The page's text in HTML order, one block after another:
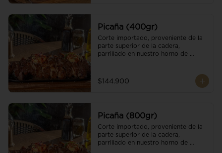
Picaña (400gr)
Corte importado, proveniente de la
parte superior de la cadera,
parrillado en nuestro horno de
Acompañado de salsa criolla de la
casa.
$144.900
Picaña (800gr)
Corte importado, proveniente de la
parte superior de la cadera,
parrillado en nuestro horno de